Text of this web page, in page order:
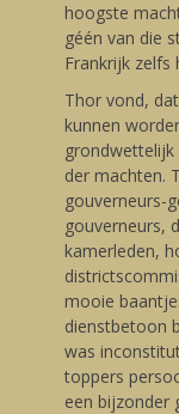
hoogste
géén van die
Frankrijk zelfs
Thor vond,
kunnen
der machten.
gouverneurs-
gouverneurs,
kamerleden,
mooie
dienstbetoon
was
toppers
een bijzonder